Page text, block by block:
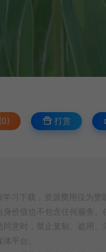
打赏
习下载，资源费用仅为赞
身价值也不包含任何服务。
意时，禁止复制、盗用、
平台。